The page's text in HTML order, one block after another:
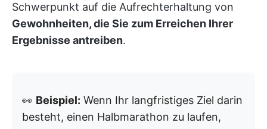
Schwerpunkt auf die Aufrechterhaltung von
Gewohnheiten, die Sie zum Erreichen Ihrer
Ergebnisse antreiben.
👀 Beispiel: Wenn Ihr langfristiges Ziel darin
besteht, einen Halbmarathon zu laufen,